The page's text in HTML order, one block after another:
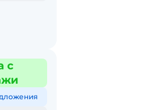
с